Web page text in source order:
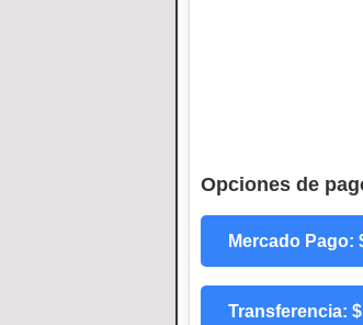
Opciones de
Mercado Pago:
Transferencia: